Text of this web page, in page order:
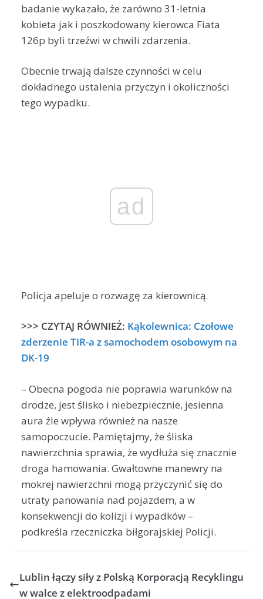
badanie wykazało, że zarówno 31-letnia
kobieta jak i poszkodowany kierowca Fiata
126p byli trzeźwi w chwili zdarzenia.
Obecnie trwają dalsze czynności w celu
dokładnego ustalenia przyczyn i okoliczności
tego wypadku.
ad
Policja apeluje o rozwagę za kierownicą.
>>> CZYTAJ RÓWNIEŻ: Kąkolewnica: Czołowe
zderzenie TIR-a z samochodem osobowym na
DK-19
– Obecna pogoda nie poprawia warunków na
drodze, jest ślisko i niebezpiecznie, jesienna
aura źle wpływa również na nasze
samopoczucie. Pamiętajmy, że śliska
nawierzchnia sprawia, że wydłuża się znacznie
droga hamowania. Gwałtowne manewry na
mokrej nawierzchni mogą przyczynić się do
utraty panowania nad pojazdem, a w
konsekwencji do kolizji i wypadków –
podkreśla rzeczniczka biłgorajskiej Policji.
Lublin łączy siły z Polską Korporacją Recyklingu
w walce z elektroodpadami